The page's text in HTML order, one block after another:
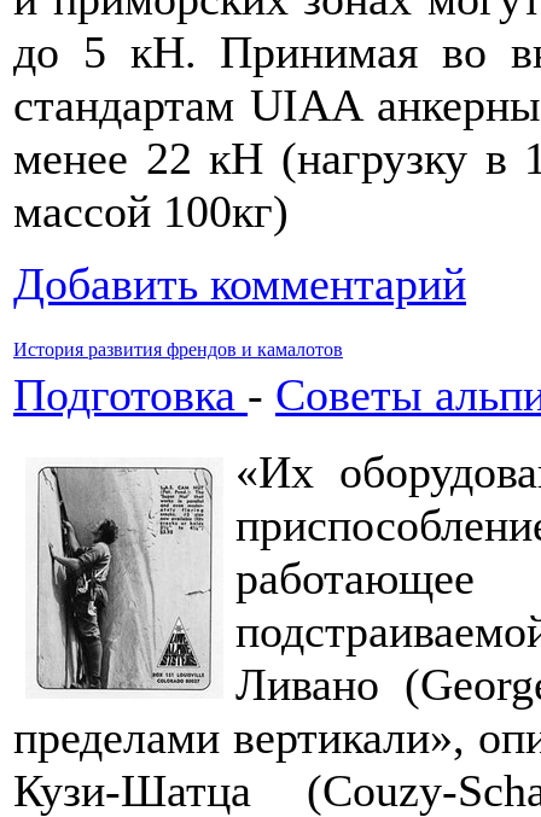
до 5 кН. Принимая во
стандартам UIAA
менее 22 кН (нагрузку в
массой 100кг)
Добавить комментарий
История развития френдов и камалотов
Подготовка - Советы
«Их
Ливано
пределами вертикали»,
Кузи-Шатца (Couzy-